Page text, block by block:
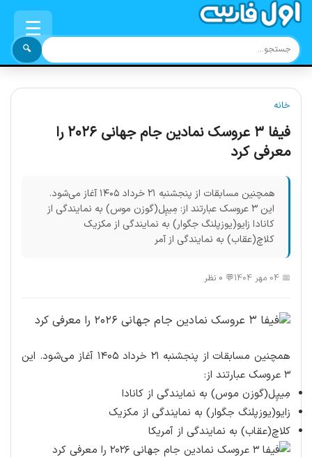
☰
🔍
خانه
فیفا ۳ عروسک نمادین جام جهانی ۲۰۲۶ را
معرفی کرد
همچنین مسابقات از پنجشنبه ۲۱ خرداد ۱۴۰۵ آغاز می‌شود.
این ۳ عروسک عبارتند از: مِیپِل(گوزن موس) به نمایندگی از
کانادا زایو(یوزپلنگ جگوار) به نمایندگی از مکزیک
کلاچ(عقاب) به نمایندگی از آمر
📅 04 مهر 1404 💬 0 نظر
همچنین مسابقات از پنجشنبه ۲۱ خرداد ۱۴۰۵ آغاز می‌شود. این
۳ عروسک عبارتند از:
مِیپِل(گوزن موس) به نمایندگی از کانادا
زایو(یوزپلنگ جگوار) به نمایندگی از مکزیک
کلاچ(عقاب) به نمایندگی از آمریکا